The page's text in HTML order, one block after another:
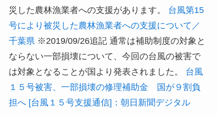
災した農林漁業者への支援があります。
台風第15
号により被災した農林漁業者への支援について／
千葉県 ※2019/09/26追記 通常は補助制度の対象と
ならない一部損壊について、今回の台風の被害で
は対象となることが国より発表されました。
台風
１５号被害、一部損壊の修理補助金 国が９割負
担へ [台風１５号支援通信]：朝日新聞デジタル